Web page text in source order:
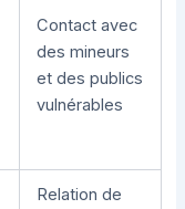
Contact avec
des mineurs
et des publics
vulnérables
Relation de